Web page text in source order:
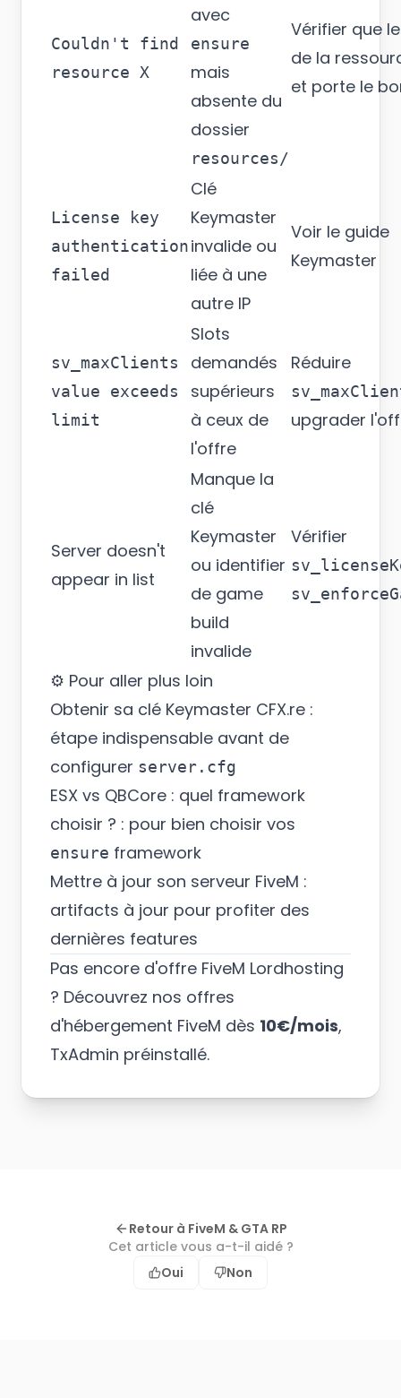
Couldn't find
resource X
avec
ensure
mais
absente du
dossier
resources/
Vérifier que
de la
et porte le
License key
authentication
failed
Clé
Keymaster
invalide ou
liée à une
autre IP
Voir le guide
Keymaster
sv_maxClients
value exceeds
limit
Slots
demandés
supérieurs
à ceux de
l'offre
Réduire
upgrader
Server doesn't
appear in list
Manque la
clé
Keymaster
ou identifier
de game
build
invalide
Vérifier
⚙️ Pour aller plus loin
Obtenir sa clé Keymaster CFX.re :
étape indispensable avant de
configurer server.cfg
ESX vs QBCore : quel framework
choisir ? : pour bien choisir vos
ensure framework
Mettre à jour son serveur FiveM :
artifacts à jour pour profiter des
dernières features
Pas encore d'offre FiveM Lordhosting
? Découvrez nos offres
d'hébergement FiveM dès 10€/mois,
TxAdmin préinstallé.
Retour à FiveM & GTA RP
Cet article vous a-t-il aidé ?
Oui
Non